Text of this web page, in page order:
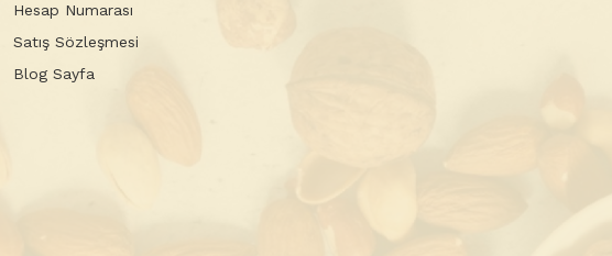
Hesap Numarası
Satış Sözleşmesi
Blog Sayfa